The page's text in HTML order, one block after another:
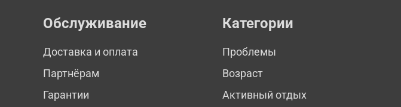
Обслуживание
Доставка и оплата
Партнёрам
Гарантии
Категории
Проблемы
Возраст
Активный отдых